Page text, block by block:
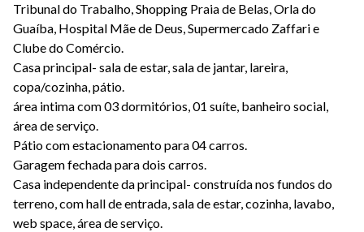
Tribunal do Trabalho, Shopping Praia de Belas, Orla do
Guaíba, Hospital Mãe de Deus, Supermercado Zaffari e
Clube do Comércio.
Casa principal- sala de estar, sala de jantar, lareira,
copa/cozinha, pátio.
área intima com 03 dormitórios, 01 suíte, banheiro social,
área de serviço.
Pátio com estacionamento para 04 carros.
Garagem fechada para dois carros.
Casa independente da principal- construída nos fundos do
terreno, com hall de entrada, sala de estar, cozinha, lavabo,
web space, área de serviço.